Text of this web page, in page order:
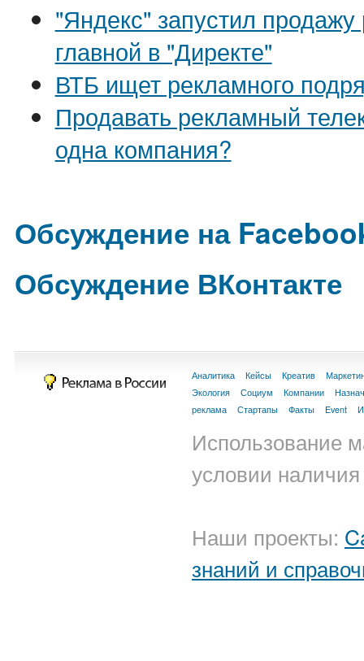
"Яндекс" запустил
главной в "Директе"
ВТБ ищет рекламного
Продавать рекламный
одна компания?
Обсуждение на
Обсуждение ВКонтакте
Аналитика Кейсы Креатив
Экология
Социум Компании
реклама
Стартапы Факты Event
Использование
условии
Наши проекты:
знаний и